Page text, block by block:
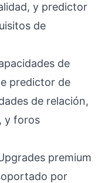
y predictor
de
de
predictor de
de relación,
y foros
premium
por